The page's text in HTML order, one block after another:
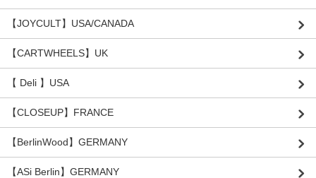
【JOYCULT】USA/CANADA
【CARTWHEELS】UK
【 Deli 】USA
【CLOSEUP】FRANCE
【BerlinWood】GERMANY
【ASi Berlin】GERMANY